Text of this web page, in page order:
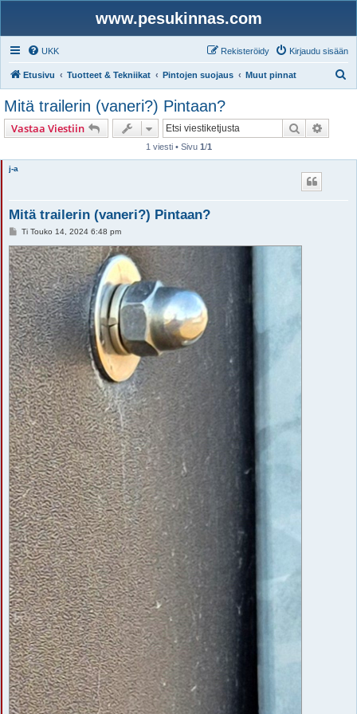
www.pesukinnas.com
UKK Kirjaudu sisään
Rekisteröidy
Etusivu Tuotteet & Tekniikat Pintojen suojaus Muut pinnat
Mitä trailerin (vaneri?) Pintaan?
Vastaa Viestiin Etsi
1 viesti • Sivu 1/1
j-a
Mitä trailerin (vaneri?) Pintaan?
V
e
s
t
i
Ti Touko 14, 2024 6:48 pm